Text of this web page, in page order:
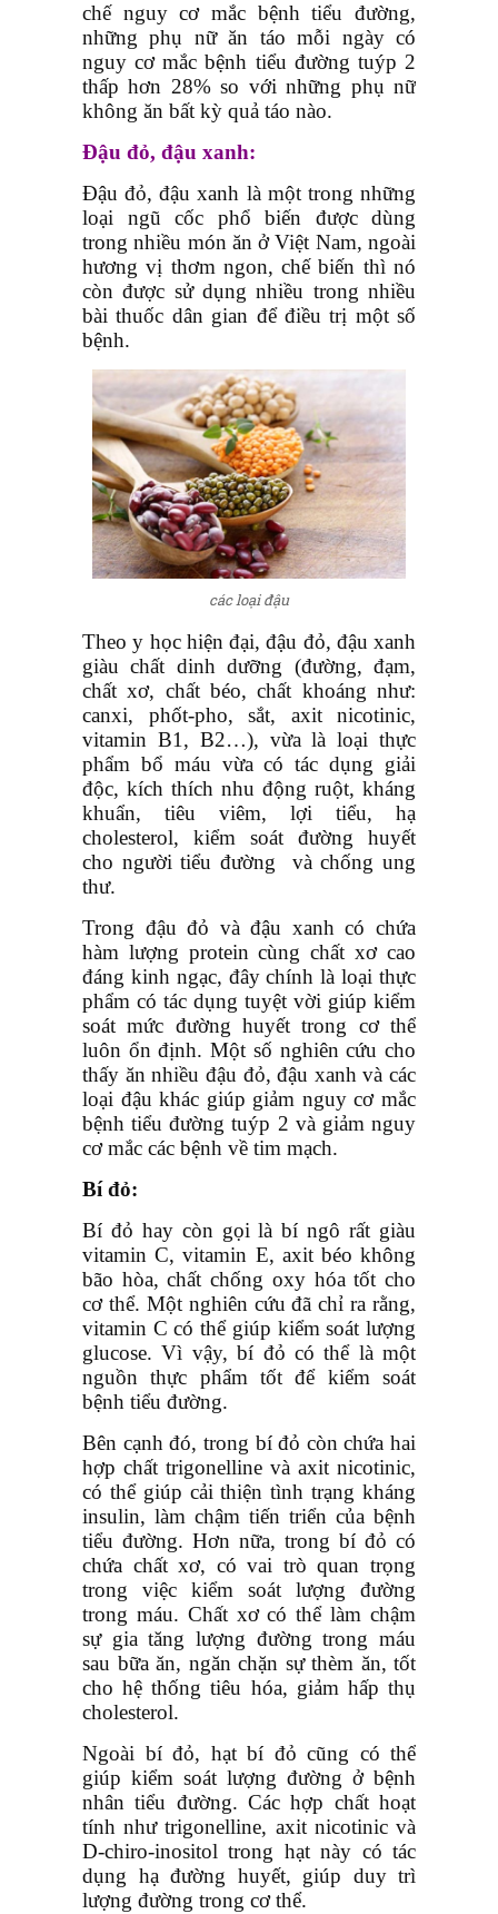
chế nguy cơ mắc bệnh tiểu đường,
những phụ nữ ăn táo mỗi ngày có
nguy cơ mắc bệnh tiểu đường tuýp 2
thấp hơn 28% so với những phụ nữ
không ăn bất kỳ quả táo nào.
Đậu đỏ, đậu xanh:
Đậu đỏ, đậu xanh là một trong những
loại ngũ cốc phổ biến được dùng
trong nhiều món ăn ở Việt Nam, ngoài
hương vị thơm ngon, chế biến thì nó
còn được sử dụng nhiều trong nhiều
bài thuốc dân gian để điều trị một số
bệnh.
các loại đậu
Theo y học hiện đại, đậu đỏ, đậu xanh
giàu chất dinh dưỡng (đường, đạm,
chất xơ, chất béo, chất khoáng như:
canxi, phốt-pho, sắt, axit nicotinic,
vitamin B1, B2…), vừa là loại thực
phẩm bổ máu vừa có tác dụng giải
độc, kích thích nhu động ruột, kháng
khuẩn, tiêu viêm, lợi tiểu, hạ
cholesterol, kiểm soát đường huyết
cho người tiểu đường và chống ung
thư.
Trong đậu đỏ và đậu xanh có chứa
hàm lượng protein cùng chất xơ cao
đáng kinh ngạc, đây chính là loại thực
phẩm có tác dụng tuyệt vời giúp kiểm
soát mức đường huyết trong cơ thể
luôn ổn định. Một số nghiên cứu cho
thấy ăn nhiều đậu đỏ, đậu xanh và các
loại đậu khác giúp giảm nguy cơ mắc
bệnh tiểu đường tuýp 2 và giảm nguy
cơ mắc các bệnh về tim mạch.
Bí đỏ:
Bí đỏ hay còn gọi là bí ngô rất giàu
vitamin C, vitamin E, axit béo không
bão hòa, chất chống oxy hóa tốt cho
cơ thể. Một nghiên cứu đã chỉ ra rằng,
vitamin C có thể giúp kiểm soát lượng
glucose. Vì vậy, bí đỏ có thể là một
nguồn thực phẩm tốt để kiểm soát
bệnh tiểu đường.
Bên cạnh đó, trong bí đỏ còn chứa hai
hợp chất trigonelline và axit nicotinic,
có thể giúp cải thiện tình trạng kháng
insulin, làm chậm tiến triển của bệnh
tiểu đường. Hơn nữa, trong bí đỏ có
chứa chất xơ, có vai trò quan trọng
trong việc kiểm soát lượng đường
trong máu. Chất xơ có thể làm chậm
sự gia tăng lượng đường trong máu
sau bữa ăn, ngăn chặn sự thèm ăn, tốt
cho hệ thống tiêu hóa, giảm hấp thụ
cholesterol.
Ngoài bí đỏ, hạt bí đỏ cũng có thể
giúp kiểm soát lượng đường ở bệnh
nhân tiểu đường. Các hợp chất hoạt
tính như trigonelline, axit nicotinic và
D-chiro-inositol trong hạt này có tác
dụng hạ đường huyết, giúp duy trì
lượng đường trong cơ thể.